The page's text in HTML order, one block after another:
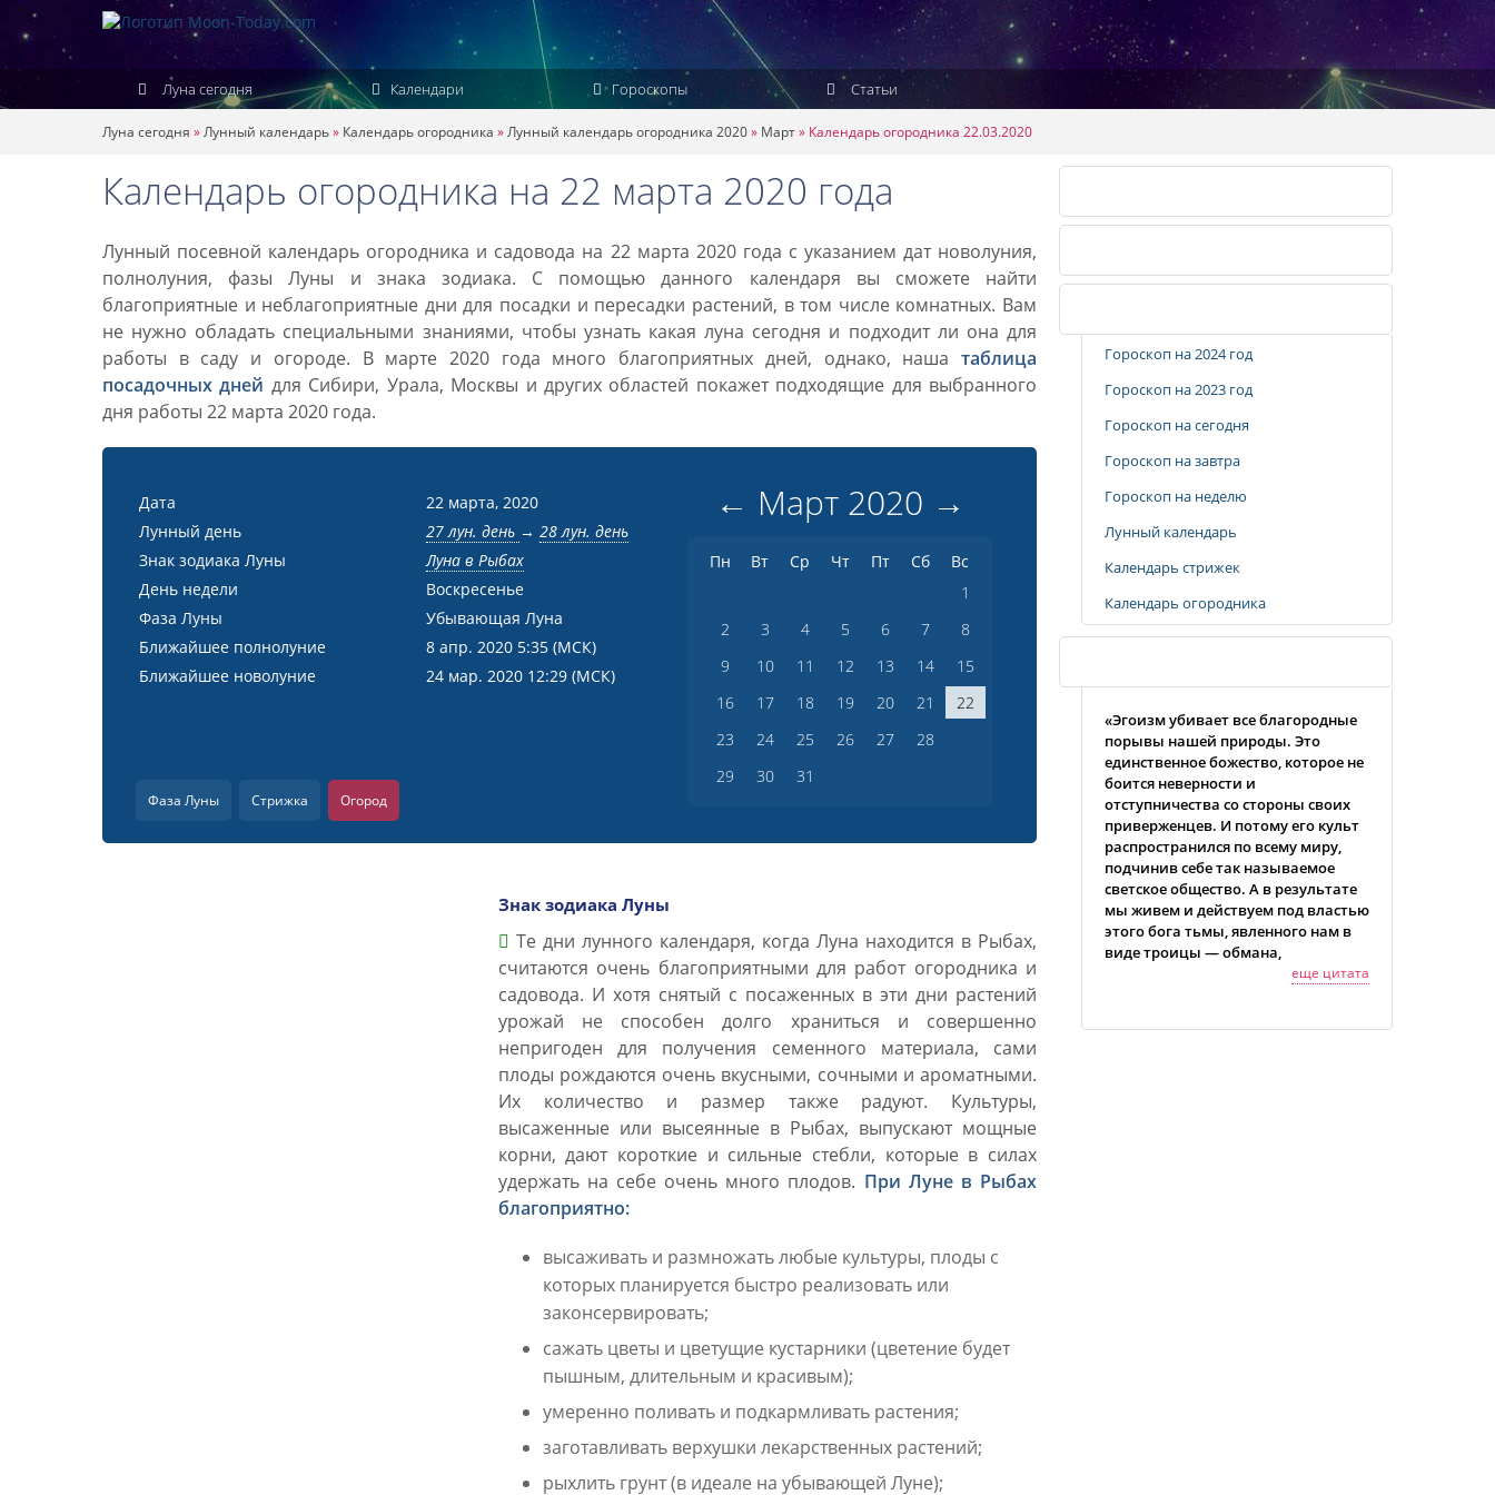
Луна сегодня Календари Гороскопы Статьи
Луна сегодня »Лунный календарь» Календарь огородника »Лунный календарь огородника 2020» Март» Календарь огородника 22.03.2020
Календарь огородника на 22 марта 2020 года
Лунный посевной календарь огородника и садовода на 22 марта 2020 года с указанием дат новолуния,
полнолуния, фазы Луны и знака зодиака. С помощью данного календаря вы сможете найти
благоприятные и неблагоприятные дни для посадки и пересадки растений, в том числе комнатных. Вам
не нужно обладать специальными знаниями, чтобы узнать какая луна сегодня и подходит ли она для
работы в саду и огороде. В марте 2020 года много благоприятных дней, однако, наша таблица
посадочных дней для Сибири, Урала, Москвы и других областей покажет подходящие для выбранного
дня работы 22 марта 2020 года.
Дата
22 марта, 2020
Лунный день
27 лун. день → 28 лун. день
Знак зодиака Луны
Луна в Рыбах
День недели
Воскресенье
Фаза Луны
Убывающая Луна
Ближайшее полнолуние
8 апр. 2020 5:35 (МСК)
Ближайшее новолуние
24 мар. 2020 12:29 (МСК)
← Март 2020 →
Пн Вт Ср Чт Пт Сб
Вс
1
2
3 4 5 6 7
8
9
10 11 12 13 14
15
16
17 18 19 20 21
22
23
24 25 26 27
28
29
30 31
Фаза Луны Стрижка Огород
Знак зодиака Луны
Те дни лунного календаря, когда Луна находится в Рыбах,
считаются очень благоприятными для работ огородника и
садовода. И хотя снятый с посаженных в эти дни растений
урожай не способен долго храниться и совершенно
непригоден для получения семенного материала, сами
плоды рождаются очень вкусными, сочными и ароматными.
Их количество и размер также радуют. Культуры,
высаженные или высеянные в Рыбах, выпускают мощные
корни, дают короткие и сильные стебли, которые в силах
удержать на себе очень много плодов. При Луне в Рыбах
благоприятно:
высаживать и размножать любые культуры, плоды с
которых планируется быстро реализовать или
законсервировать;
сажать цветы и цветущие кустарники (цветение будет
пышным, длительным и красивым);
умеренно поливать и подкармливать растения;
заготавливать верхушки лекарственных растений;
рыхлить грунт (в идеале на убывающей Луне);
Гороскоп на 2024 год
Гороскоп на 2023 год
Гороскоп на сегодня
Гороскоп на завтра
Гороскоп на неделю
Лунный календарь
Календарь стрижек
Календарь огородника
«Эгоизм убивает все благородные
порывы нашей природы. Это
единственное божество, которое не
боится неверности и
отступничества со стороны своих
приверженцев. И потому его культ
распространился по всему миру,
подчинив себе так называемое
светское общество. А в результате
мы живем и действуем под властью
этого бога тьмы, явленного нам в
виде троицы — обмана,
притворства и фальши, —еще цитата